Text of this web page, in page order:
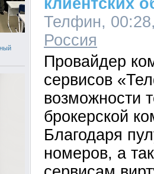
клиентских
Телфин,
Россия
Провайдер
сервисов
возможности
брокерской
Благодаря
номеров, а